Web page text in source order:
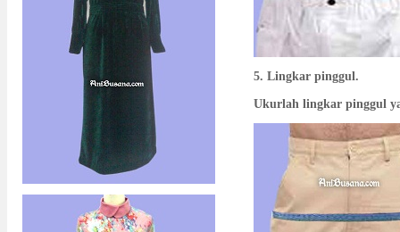
5. Lingkar pinggul.
Ukurlah lingkar pinggul